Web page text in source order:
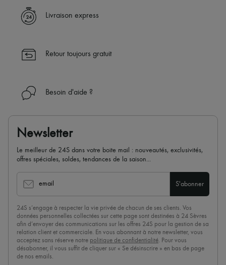
Livraison express
Retour toujours gratuit
Besoin d'aide ?
Newsletter
Le meilleur de 24S dans votre boite mail : nouveautés, exclusivités,
offres spéciales, soldes, tendances de la saison...
email S'abonner
24S s’engage à respecter la vie privée de chacun de ses clients. Vos
données personnelles collectées sur cette page sont destinées à 24 Sèvres
afin d’envoyer des communications sur les offres 24S pour la gestion de sa
relation client et commerciale. En vous abonnant à notre newsletter, vous
acceptez sans réserve notre politique de confidentialité. Pour vous
désabonner, il vous suffit de cliquer sur « Se désinscrire » en bas de page
de nos emails.